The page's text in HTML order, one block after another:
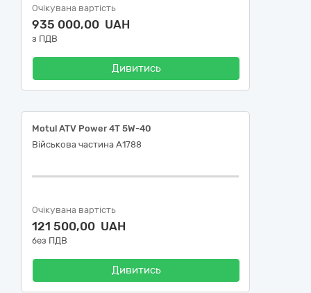
Очікувана вартість
935 000,00 UAH
з ПДВ
Дивитись
Motul ATV Power 4T 5W-40
Військова частина А1788
Очікувана вартість
121 500,00 UAH
без ПДВ
Дивитись